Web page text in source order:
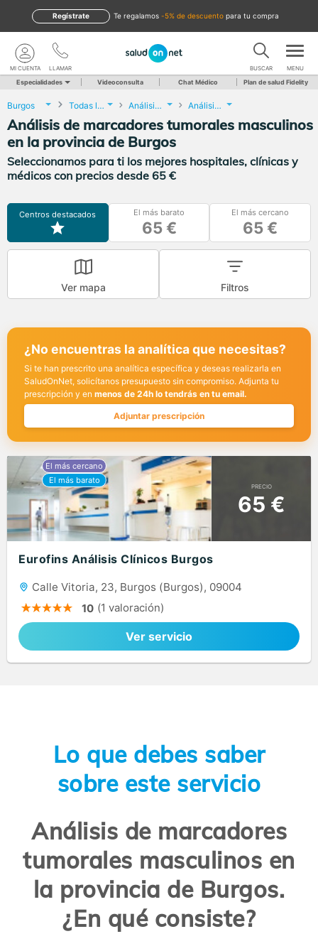
te regalamos -5% de descuento para tu compra
Regístrate
LLAMAR
MI CUENTA BUSCAR MENU
Especialidades Videoconsulta Chat Médico Plan de salud Fidelity
Burgos Todas las localidades Análisis Clínicos Análisis de marcadores tumorales masculinos
Análisis de marcadores tumorales masculinos
en la provincia de Burgos
Seleccionamos para ti los mejores hospitales, clínicas y
médicos con precios desde 65 €
Centros destacados El más barato
65 €
El más cercano
65 €
Ver mapa Filtros
¿No encuentras la analítica que necesitas?
Si te han prescrito una analítica específica y deseas realizarla en
SaludOnNet, solicítanos presupuesto sin compromiso. Adjunta tu
prescripción y en menos de 24h lo tendrás en tu email.
Adjuntar prescripción
PRECIO
65 €
Eurofins Análisis Clínicos Burgos
Calle Vitoria, 23, Burgos (Burgos), 09004
10 (1 valoración)
Ver servicio
Lo que debes saber
sobre este servicio
Análisis de marcadores
tumorales masculinos en
la provincia de Burgos.
¿En qué consiste?